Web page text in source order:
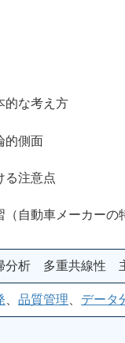
な考え方
側面
注意点
動車メーカーの
分析 多重共線性
品質管理 データ